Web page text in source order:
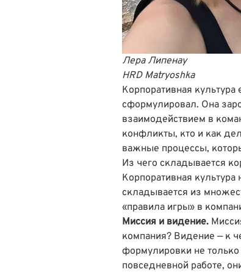
Лера Липенау
HRD Matryoshka
Корпоративная
сформулировал. Она
взаимодействием в
конфликты, кто и как
важные процессы,
Из чего складывается
Корпоративная культура
складывается из
«правила игры» в
Миссия и видение.
компания? Видение — к
формулировки не только
повседневной работе,